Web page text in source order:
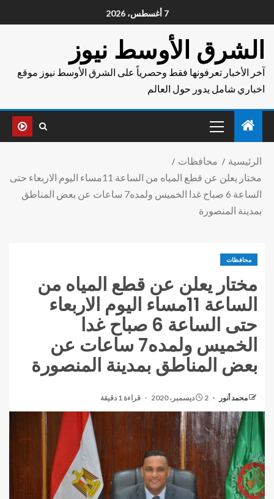
7 أغسطس، 2026
الشرق الأوسط نيوز
آخر الأخبار تعرفونها فقط وحصرياً على الشرق الأوسط نيوز موقع
اخباري شامل يدور حول العالم
الرئيسية
محافظات
مختار يعلن عن قطع المياه من الساعة 11مساء اليوم الاربعاء حتى
الساعة 6 صباح غدا الخميس ولمده7 ساعات عن بعض المناطق
بمدينة المنصورة
محافظات
مختار يعلن عن قطع المياه من
الساعة 11مساء اليوم الاربعاء
حتى الساعة 6 صباح غدا
الخميس ولمده7 ساعات عن
بعض المناطق بمدينة المنصورة
محمد أنور 2 ديسمبر، 2020 قراءة 1 دقيقة